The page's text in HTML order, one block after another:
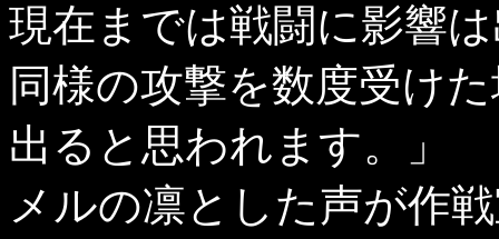
現在までは戦闘に影響
同様の攻撃を数度受け
出ると思われます。」
メルの凛とした声が作